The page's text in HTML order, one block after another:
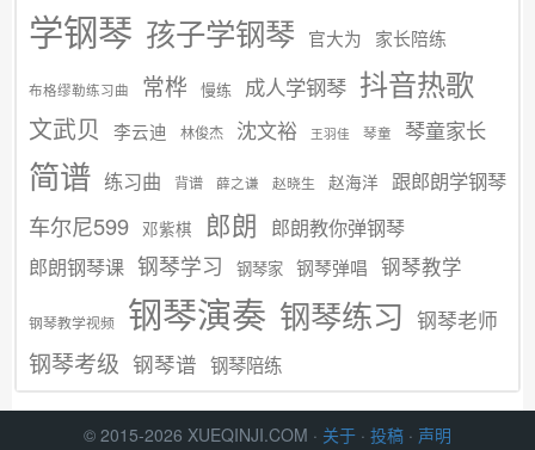
学钢琴 孩子学钢琴 官大为 家长陪练
布格缪勒练习曲 常桦 慢练 成人学钢琴 抖音热歌
文武贝 李云迪 林俊杰 沈文裕 王羽佳 琴童 琴童家长
简谱 练习曲 背谱 薛之谦 赵晓生 赵海洋 跟郎朗学钢琴
车尔尼599 邓紫棋 郎朗 郎朗教你弹钢琴
郎朗钢琴课 钢琴学习 钢琴家 钢琴弹唱 钢琴教学
钢琴教学视频 钢琴演奏 钢琴练习 钢琴老师
钢琴考级 钢琴谱 钢琴陪练
© 2015-2026 XUEQINJI.COM · 关于 · 投稿 · 声明